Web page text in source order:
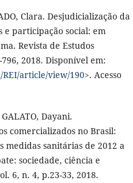
Clara. Desjudicialização da
e participação social: em
Revista de Estudos
2018. Disponível em:
article/view/190>. Acesso
Dayani.
comercializados no Brasil:
medidas sanitárias de 2012 a
sociedade, ciência e
6, n. 4, p.23-33, 2018.